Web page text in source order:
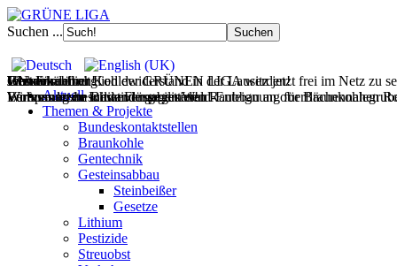
Suchen ...
Filmdoku über Kohlewiderstand in der Lausitz jetzt frei im Netz zu
Gesteinsabbau
Wir vernetzen Initiativen gegen den Raubbau an oberflächennahen
Wasser
Europas letzte wilde Flüsse retten!
Wohnen
Wohnraum im Bestand mobilisieren!
UNverkäuflich!
Verfassungsbeschwerde gegen Wald-Enteignung für
Jetzt Fördermitglied der GRÜNEN LIGA werden!
Aktuell
Themen & Projekte
Bundeskontaktstellen
Braunkohle
Gentechnik
Gesteinsabbau
Steinbeißer
Gesetze
Lithium
Pestizide
Streuobst